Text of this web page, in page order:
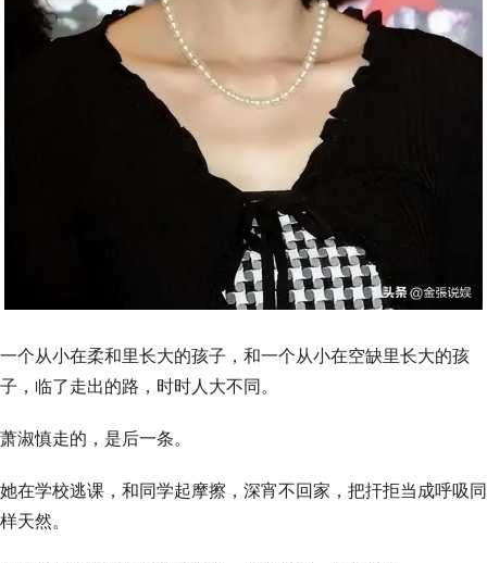
一个从小在柔和里长大的孩子，和一个从小在空缺里长大的孩
子，临了走出的路，时时人大不同。
萧淑慎走的，是后一条。
她在学校逃课，和同学起摩擦，深宵不回家，把扞拒当成呼吸同
样天然。